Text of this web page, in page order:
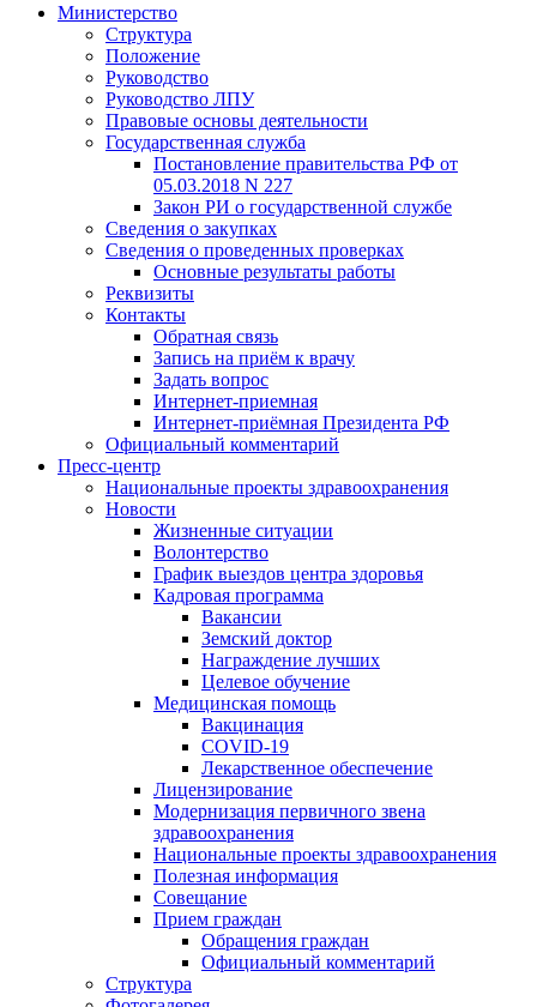
Министерство
Структура
Положение
Руководство
Руководство ЛПУ
Правовые основы деятельности
Государственная служба
Постановление правительства РФ от
05.03.2018 N 227
Закон РИ о государственной службе
Сведения о закупках
Сведения о проведенных проверках
Основные результаты работы
Реквизиты
Контакты
Обратная связь
Запись на приём к врачу
Задать вопрос
Интернет-приемная
Интернет-приёмная Президента РФ
Официальный комментарий
Пресс-центр
Национальные проекты здравоохранения
Новости
Жизненные ситуации
Волонтерство
График выездов центра здоровья
Кадровая программа
Вакансии
Земский доктор
Награждение лучших
Целевое обучение
Медицинская помощь
Вакцинация
COVID-19
Лекарственное обеспечение
Лицензирование
Модернизация первичного звена
здравоохранения
Национальные проекты здравоохранения
Полезная информация
Совещание
Прием граждан
Обращения граждан
Официальный комментарий
Структура